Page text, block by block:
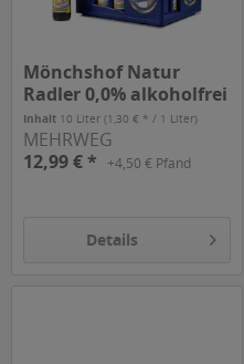
Mönchshof Natur
Radler 0,0% alkoholfrei
20 x 0,5l
Inhalt 10 Liter(1,30 € * / 1 Liter)
MEHRWEG
12,99 € *
+4,50 € Pfand
Details